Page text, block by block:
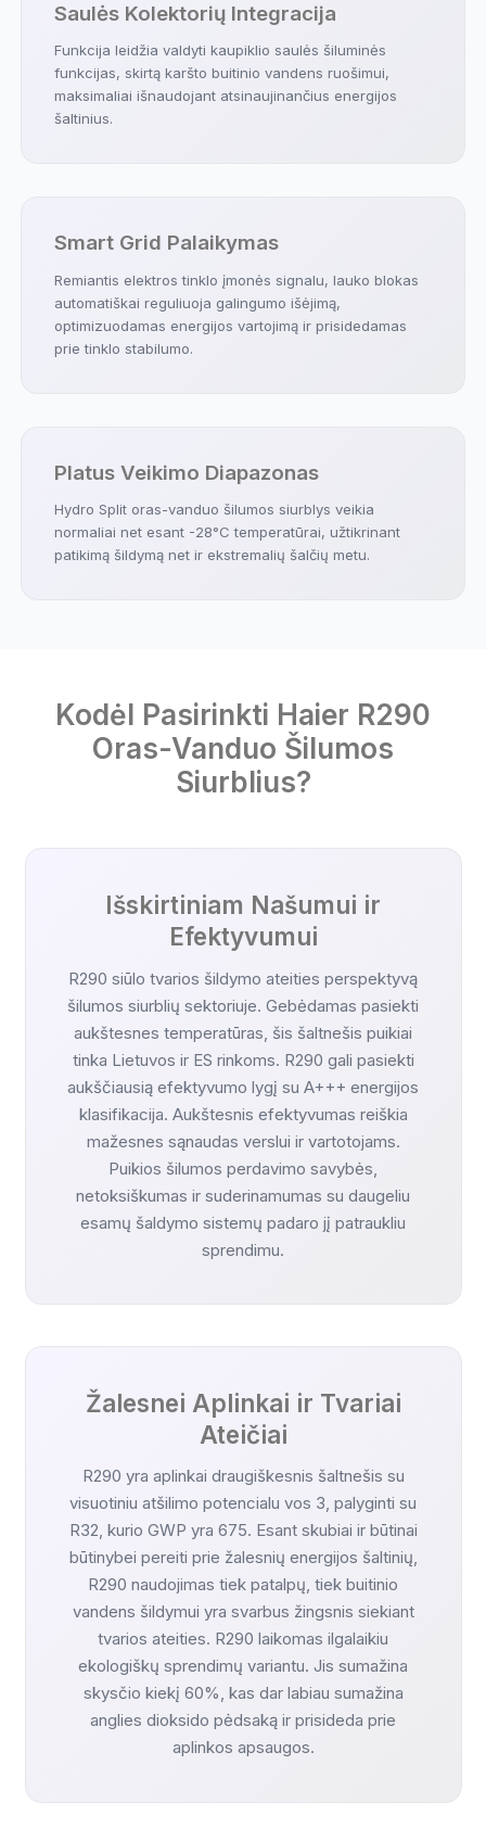
Saulės Kolektorių Integracija
Funkcija leidžia valdyti kaupiklio saulės šiluminės
funkcijas, skirtą karšto buitinio vandens ruošimui,
maksimaliai išnaudojant atsinaujinančius energijos
šaltinius.
Smart Grid Palaikymas
Remiantis elektros tinklo įmonės signalu, lauko blokas
automatiškai reguliuoja galingumo išėjimą,
optimizuodamas energijos vartojimą ir prisidedamas
prie tinklo stabilumo.
Platus Veikimo Diapazonas
Hydro Split oras-vanduo šilumos siurblys veikia
normaliai net esant -28°C temperatūrai, užtikrinant
patikimą šildymą net ir ekstremalių šalčių metu.
Kodėl Pasirinkti Haier R290
Oras-Vanduo Šilumos
Siurblius?
Išskirtiniam Našumui ir
Efektyvumui
R290 siūlo tvarios šildymo ateities perspektyvą
šilumos siurblių sektoriuje. Gebėdamas pasiekti
aukštesnes temperatūras, šis šaltnešis puikiai
tinka Lietuvos ir ES rinkoms. R290 gali pasiekti
aukščiausią efektyvumo lygį su A+++ energijos
klasifikacija. Aukštesnis efektyvumas reiškia
mažesnes sąnaudas verslui ir vartotojams.
Puikios šilumos perdavimo savybės,
netoksiškumas ir suderinamumas su daugeliu
esamų šaldymo sistemų padaro jį patraukliu
sprendimu.
Žalesnei Aplinkai ir Tvariai
Ateičiai
R290 yra aplinkai draugiškesnis šaltnešis su
visuotiniu atšilimo potencialu vos 3, palyginti su
R32, kurio GWP yra 675. Esant skubiai ir būtinai
būtinybei pereiti prie žalesnių energijos šaltinių,
R290 naudojimas tiek patalpų, tiek buitinio
vandens šildymui yra svarbus žingsnis siekiant
tvarios ateities. R290 laikomas ilgalaikiu
ekologiškų sprendimų variantu. Jis sumažina
skysčio kiekį 60%, kas dar labiau sumažina
anglies dioksido pėdsaką ir prisideda prie
aplinkos apsaugos.